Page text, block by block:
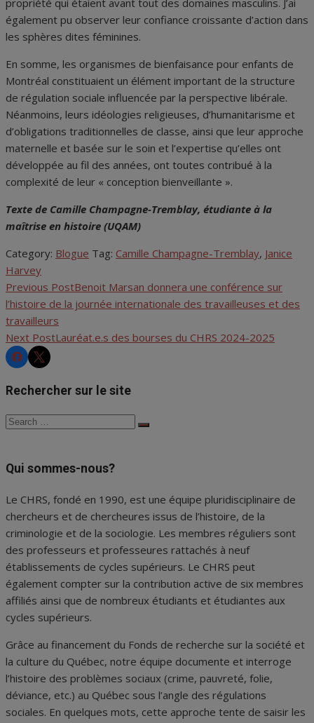
propriété qui étaient avant tout des domaines masculins. J’ai
également pu observer leur confiance croissante d’action dans
les sphères dites féminines.
En somme, les organismes de bienfaisance pour enfants de
Montréal constituaient un élément important de la structure
de régulation sociale influencée par la perspective libérale.
Néanmoins, leurs idéologies religieuses, d’humanitarisme et
d’obligations traditionnelles de classe, ainsi que leur approche
maternelle et basée sur le soin et l’expertise qu’elles ont
développée au fil des années, ont toutes contribué à la
complexité de leur « conception bienveillante ».
Texte de Camille Champagne-Tremblay, étudiante à la
maîtrise en histoire (UQAM)
Category: Blogue Tag: Camille Champagne-Tremblay, Janice
Harvey
Navigation
de
l'article
Previous PostBenoit Marsan donnera une conférence sur
l’histoire de la journée internationale des travailleuses et des
travailleurs
Next PostLauréat.e.s des bourses du CHRS 2024-2025
CHRSCHRS
Rechercher sur le site
Search
Search
Qui sommes-nous?
Le CHRS, fondé en 1990, est une équipe pluridisciplinaire de
chercheurs et de chercheures issus de l’histoire, de la
criminologie et de la sociologie. Les membres réguliers sont
des professeurs et professeures rattachés à neuf
établissements de cycles supérieurs. Le CHRS peut
également compter sur la contribution active de six membres
affiliés ainsi que de nombreux étudiants et étudiantes aux
cycles supérieurs.
Grâce au financement du Fonds de recherche sur la société et
la culture du Québec, notre équipe documente et interroge
l’histoire des problèmes sociaux (crime, pauvreté, folie,
déviance, etc.) au Québec sous l’angle des régulations
sociales. En quelques mots, cette approche tente de saisir les